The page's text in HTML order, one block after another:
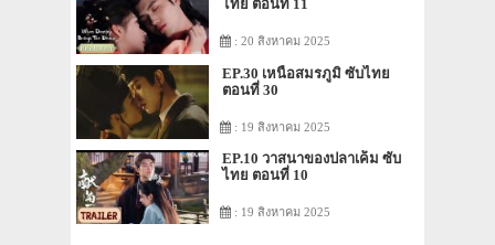
ไทย ตอนที่ 11
: 20 สิงหาคม 2025
EP.30 เหนือสมรภูมิ ซับไทย
ตอนที่ 30
: 19 สิงหาคม 2025
EP.10 วาสนาของปลาเค็ม ซับ
ไทย ตอนที่ 10
: 19 สิงหาคม 2025